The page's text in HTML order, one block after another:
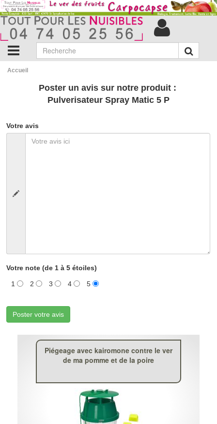
Accueil
Poster un avis sur notre produit :
Pulverisateur Spray Matic 5 P
Votre avis
Votre note (de 1 à 5 étoiles)
1 2 3 4 5
Poster votre avis
Piégeage avec kairomone contre le ver
de ma pomme et de la poire